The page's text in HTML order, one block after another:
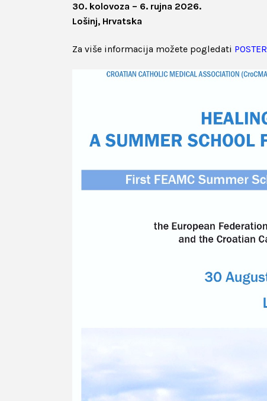
30. kolovoza – 6. rujna 2026.
Lošinj, Hrvatska
Za više informacija možete pogledati POSTER